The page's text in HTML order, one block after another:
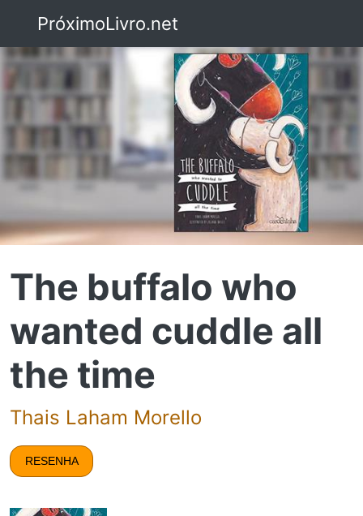
PróximoLivro.net
The buffalo who
wanted cuddle all
the time
Thais Laham Morello
RESENHA